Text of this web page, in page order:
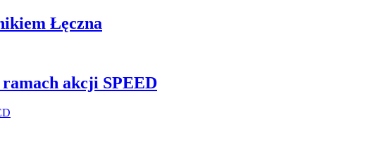
Łęczna
akcji SPEED